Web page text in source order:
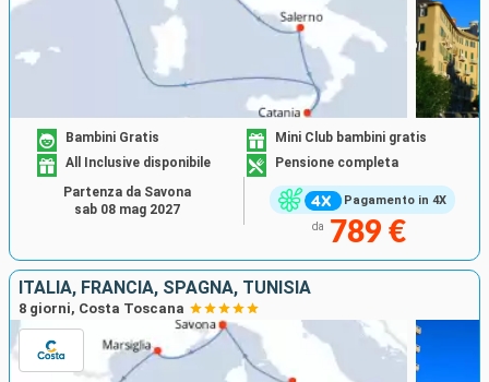
Pagamento in 4X
Bambini Gratis
Mini Club bambini gratis
All Inclusive disponibile
Pensione completa
da 789 €
Partenza da Savona
sab 08 mag 2027
ITALIA, FRANCIA, SPAGNA, TUNISIA
8 giorni, Costa Toscana